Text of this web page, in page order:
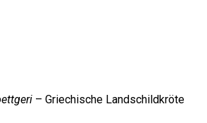
– Griechische Landschildkröte